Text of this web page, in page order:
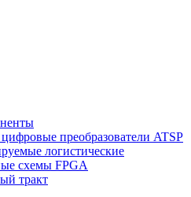
преобразователи ATSP
логистические
схемы FPGA
тракт